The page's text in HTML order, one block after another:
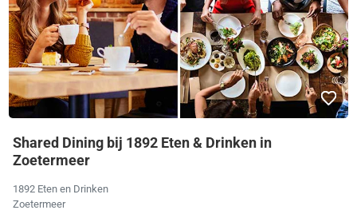
Shared Dining bij 1892 Eten & Drinken in
Zoetermeer
1892 Eten en Drinken
Zoetermeer